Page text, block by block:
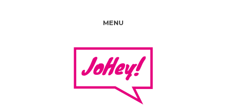
MENU